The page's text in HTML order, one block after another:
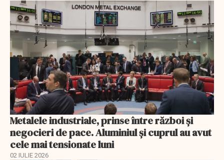
Metalele industriale, prinse între război și
negocieri de pace. Aluminiul și cuprul au avut
cele mai tensionate luni
02 IULIE 2026